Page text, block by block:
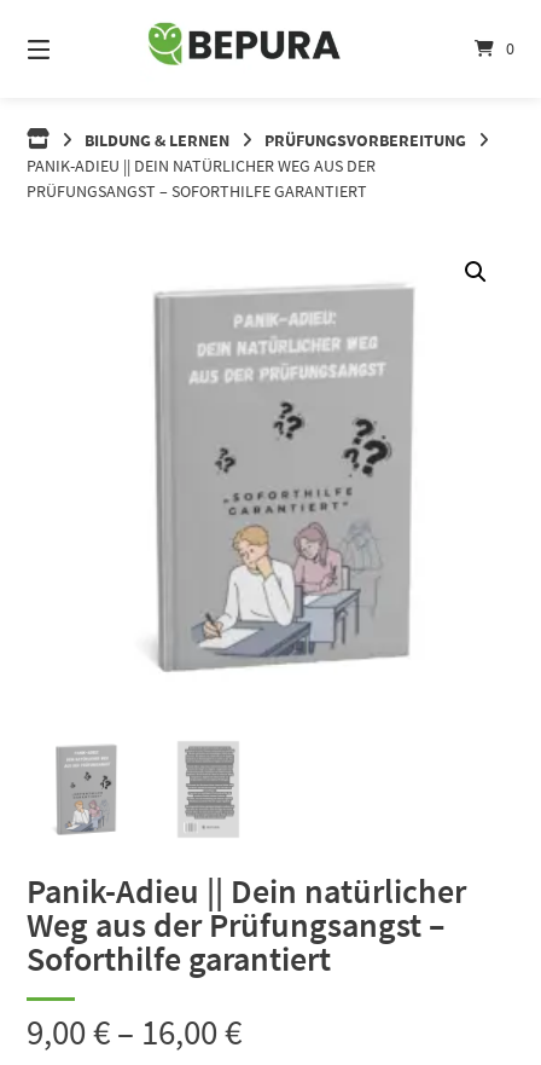
zum
Inhalt
0
BILDUNG & LERNEN
PRÜFUNGSVORBEREITUNG
PANIK-ADIEU || DEIN NATÜRLICHER WEG AUS DER
PRÜFUNGSANGST – SOFORTHILFE GARANTIERT
Panik-Adieu || Dein natürlicher
Weg aus der Prüfungsangst –
Soforthilfe garantiert
9,00€– 16,00€